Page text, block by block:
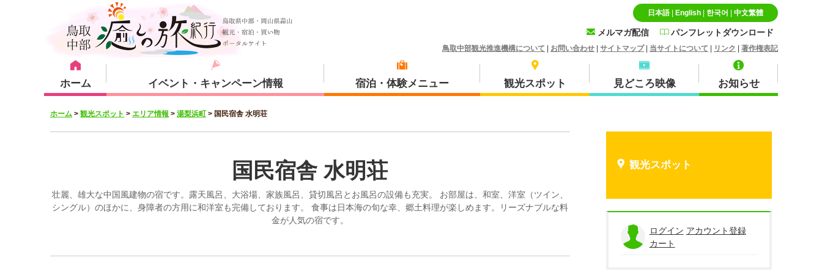
日本語| English| 한국어 中文繁體
メルマガ配信 パンフレットダウンロード
鳥取中部観光推進機構について お問い合わせ サイトマップ| 当サイトについて リンク 著作権表記
ホーム イベント・キャンペーン情報 宿泊・体験メニュー
宿泊・体験メニュー
体験プラン 特産品・お土産品
観光スポット
観光スポット
琴浦町 北栄町
見どころ映像 お知らせ
ホーム > 観光スポット > エリア情報 > 湯梨浜町 > 国民宿舎 水明荘
観光スポット
国民宿舎 水明荘
壮麗、雄大な中国風建物の宿です。露天風呂、大浴場、家族風呂、貸切風呂とお風呂の設備も充実。 お部屋は、和室、洋室（ツイン、
シングル）のほかに、身障者の方用に和洋室も完備しております。 食事は日本海の旬な幸、郷土料理が楽しめます。リーズナブルな料
金が人気の宿です。
ログイン アカウント登録
カート